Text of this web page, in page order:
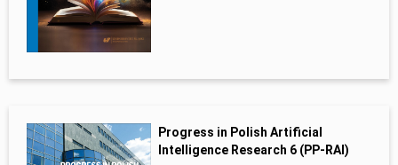
Progress in Polish Artificial
Intelligence Research 6 (PP-RAI)